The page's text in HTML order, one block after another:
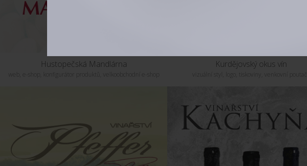
Hustopečská Mandlárna
web, e-shop, konfigurátor produktů, velkoobchodní e-shop
Kurdějovský okus vín
vizuální styl, logo, tiskoviny, venkovní poutače